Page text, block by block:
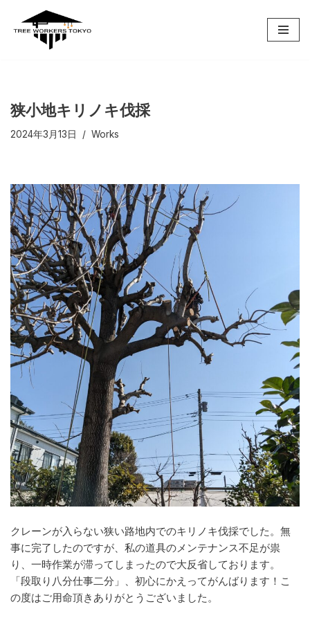
コ
ツ
へ
ス
プ
狭小地キリノキ伐採
2024年3月13日 Works
クレーンが入らない狭い路地内でのキリノキ伐採でした。無
事に完了したのですが、私の道具のメンテナンス不足が祟
り、一時作業が滞ってしまったので大反省しております。
「段取り八分仕事二分」、初心にかえってがんばります！こ
の度はご用命頂きありがとうございました。